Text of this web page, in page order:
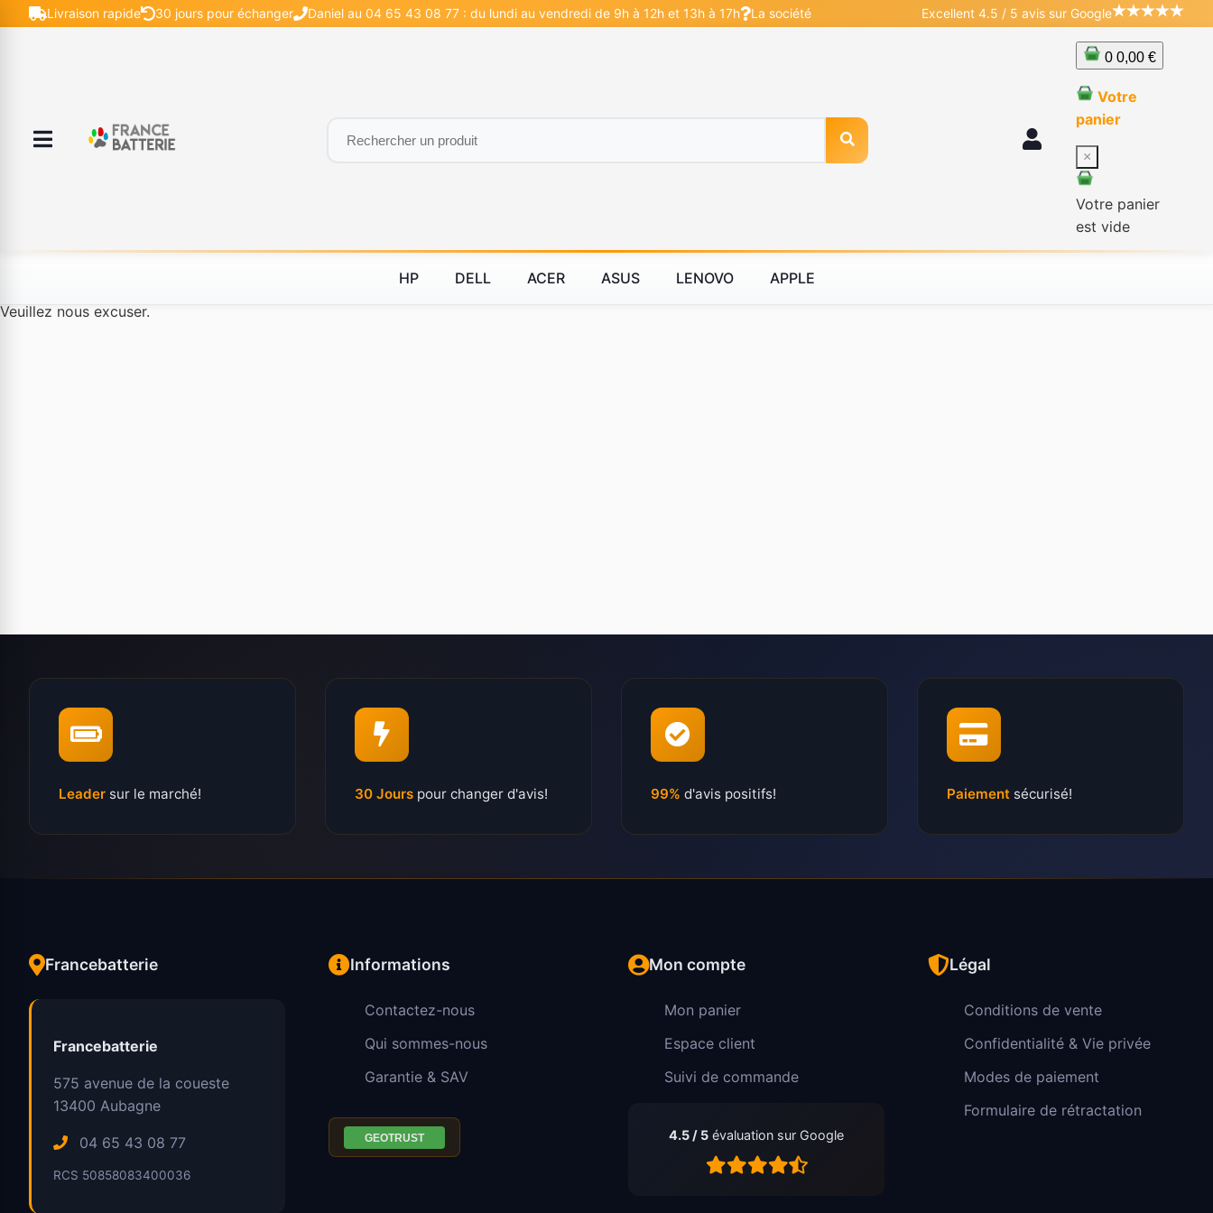
Livraison rapide 30 jours pour échanger Daniel au 04 65 43 08 77 : du lundi au vendredi de 9h à 12h et 13h à 17h La société Excellent 4.5 / 5 avis sur Google
0 0,00 €
Votre
panier
×
Votre panier
est vide
HP DELL ACER ASUS LENOVO APPLE
Veuillez nous excuser.
Leader sur le marché! 30 Jours pour changer d'avis! 99% d'avis positifs! Paiement sécurisé!
Francebatterie
Francebatterie
575 avenue de la coueste
13400 Aubagne
04 65 43 08 77
RCS 50858083400036
Informations
Contactez-nous
Qui sommes-nous
Garantie & SAV
Mon compte
Mon panier
Espace client
Suivi de commande
4.5 / 5 évaluation sur Google
Légal
Conditions de vente
Confidentialité & Vie privée
Modes de paiement
Formulaire de rétractation